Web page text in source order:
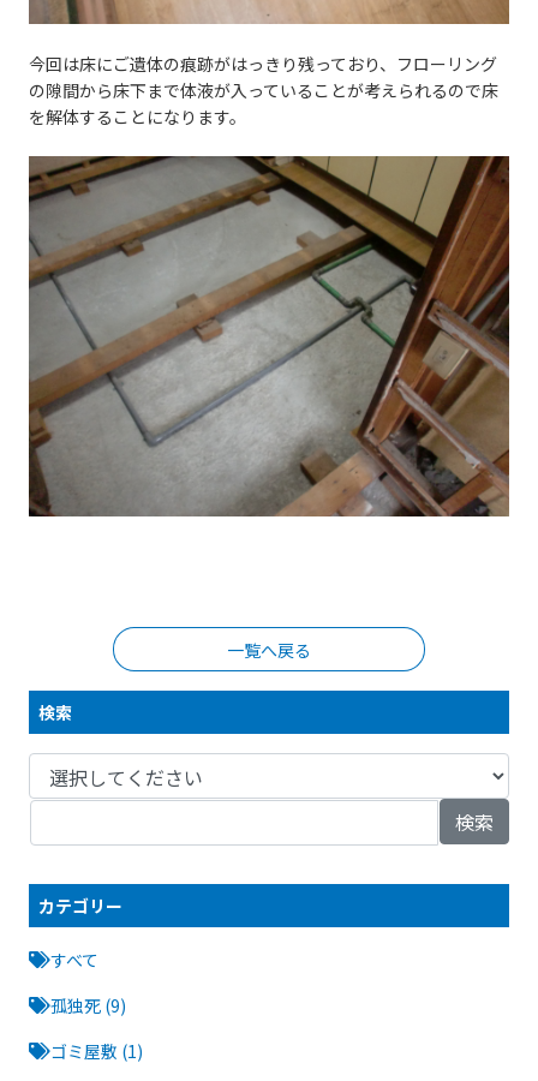
今回は床にご遺体の痕跡がはっきり残っており、フローリング
の隙間から床下まで体液が入っていることが考えられるので床
を解体することになります。
一覧へ戻る
検索
検索
カテゴリー
すべて
孤独死 (9)
ゴミ屋敷 (1)